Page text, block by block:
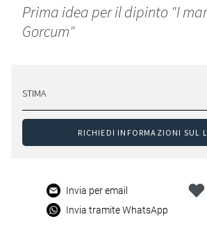
Prima idea per il dipinto "I
Gorcum"
STIMA
RICHIEDI INFORMAZIONI SUL
Invia per email
Invia tramite WhatsApp